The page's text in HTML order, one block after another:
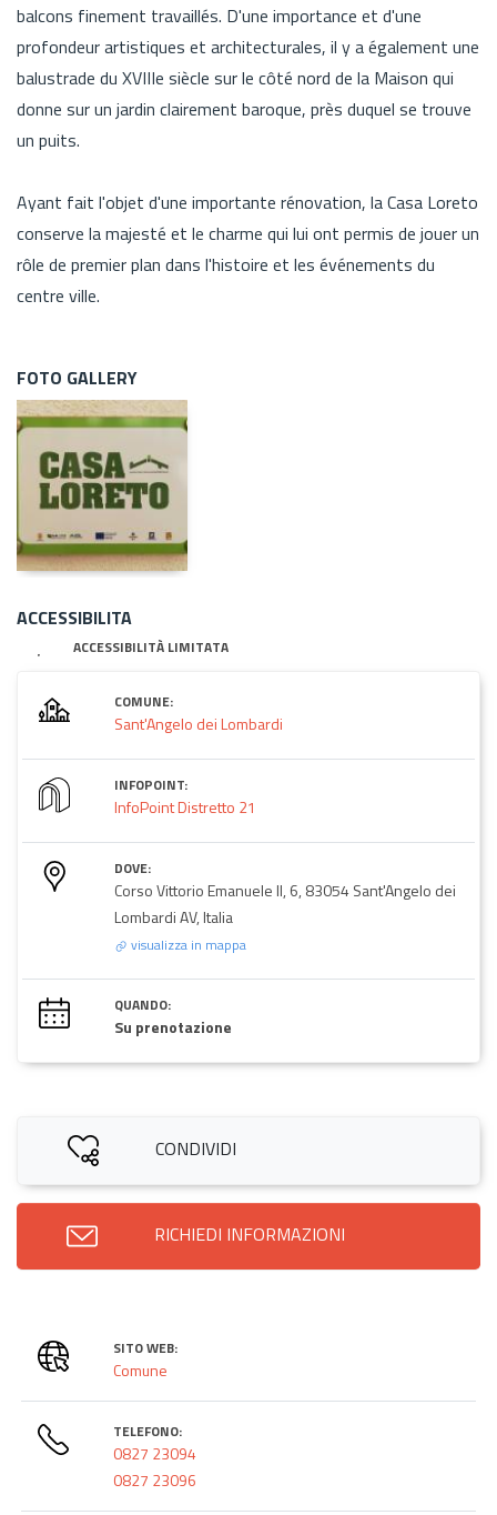
balcons finement travaillés. D'une importance et d'une
profondeur artistiques et architecturales, il y a également une
balustrade du XVIIIe siècle sur le côté nord de la Maison qui
donne sur un jardin clairement baroque, près duquel se trouve
un puits.
Ayant fait l'objet d'une importante rénovation, la Casa Loreto
conserve la majesté et le charme qui lui ont permis de jouer un
rôle de premier plan dans l'histoire et les événements du
centre ville.
FOTO GALLERY
ACCESSIBILITA
ACCESSIBILITÀ LIMITATA
COMUNE:
Sant'Angelo dei Lombardi
INFOPOINT:
InfoPoint Distretto 21
DOVE:
Corso Vittorio Emanuele II, 6, 83054 Sant'Angelo dei
Lombardi AV, Italia
visualizza in mappa
QUANDO:
Su prenotazione
CONDIVIDI
RICHIEDI INFORMAZIONI
SITO WEB:
Comune
TELEFONO:
0827 23094
0827 23096